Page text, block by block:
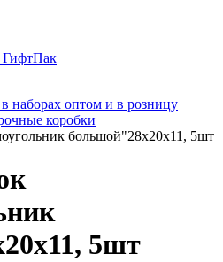
ГифтПак
наборах оптом и в розницу
коробки
большой"28х20х11, 5шт
5шт